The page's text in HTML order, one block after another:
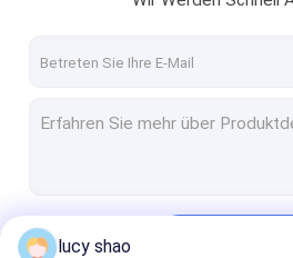
Fabrik-Ausflug
lucy shao